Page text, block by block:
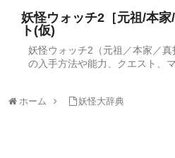
妖怪ウォッチ2［元祖/本
ト(仮)
妖怪ウォッチ2（元祖／本家／
の入手方法や能力、クエスト、
ホーム 妖怪大辞典